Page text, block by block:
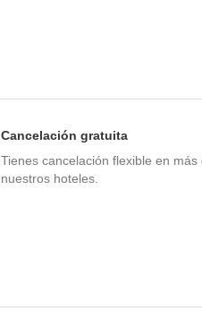
Cancelación gratuita
Tienes cancelación flexible en más
nuestros hoteles.